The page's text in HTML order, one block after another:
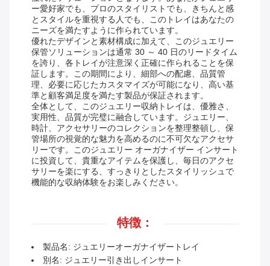
ー愛好家でも、プロのスタイリストでも、きちんと感
とスタイルを重視する人でも、このトレイはあなたの
ニーズを満たすように作られています。
優れたデザインと素材構成に加えて、このジュエリー
保管ソリューションは通常 30 ～ 40 日のリードタイム
を誇り、各トレイが注意深く正確に作られることを保
証します。この期間により、細部への配慮、品質管
理、必要に応じたカスタマイズが可能になり、高い基
準と顧客満足度を満たす製品が保証されます。
全体として、このジュエリー収納トレイは、優雅さ、
実用性、品質が完璧に融合しています。ジュエリー、
時計、アクセサリーのコレクションを整理整頓し、保
管場所の視覚的な魅力を高めるのに不可欠なアクセサ
リーです。このジュエリー オーガナイザー インサート
に投資して、貴重なアイテムを保護し、毎日のアクセ
サリーを楽にする、すっきりとしたスタイリッシュで
機能的な収納体験をお楽しみください。
特徴：
製品名: ジュエリーオーガナイザートレイ
別名: ジュエリー引き出しインサート